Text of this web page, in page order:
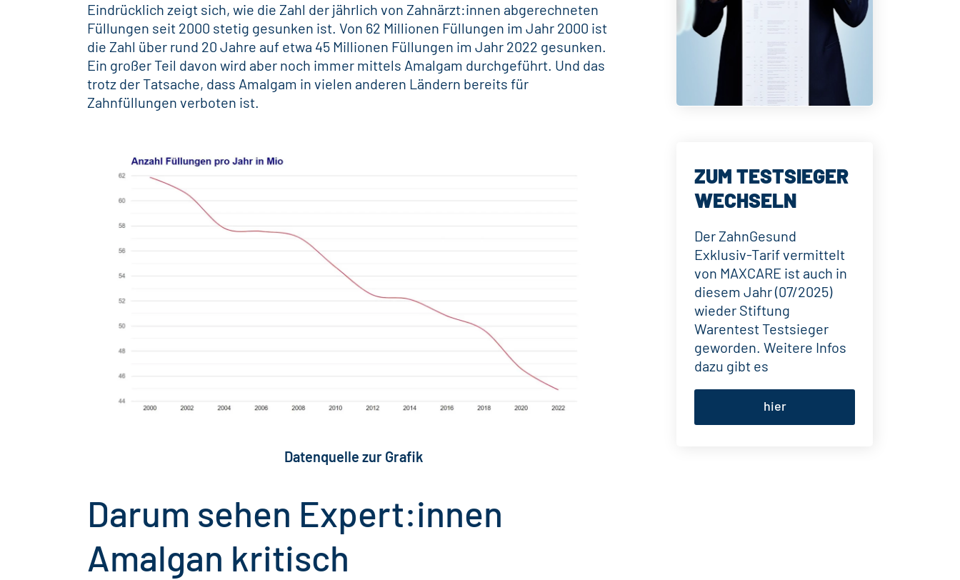
Eindrücklich zeigt sich, wie die Zahl der jährlich von Zahnärzt:innen abgerechneten
Füllungen seit 2000 stetig gesunken ist. Von 62 Millionen Füllungen im Jahr 2000 ist
die Zahl über rund 20 Jahre auf etwa 45 Millionen Füllungen im Jahr 2022 gesunken.
Ein großer Teil davon wird aber noch immer mittels Amalgam durchgeführt. Und das
trotz der Tatsache, dass Amalgam in vielen anderen Ländern bereits für
Zahnfüllungen verboten ist.
Datenquelle zur Grafik
Darum sehen Expert:innen
Amalgan kritisch
ZUM TESTSIEGER
WECHSELN
Der ZahnGesund
Exklusiv-Tarif vermittelt
von MAXCARE ist auch in
diesem Jahr (07/2025)
wieder Stiftung
Warentest Testsieger
geworden. Weitere Infos
dazu gibt es
hier